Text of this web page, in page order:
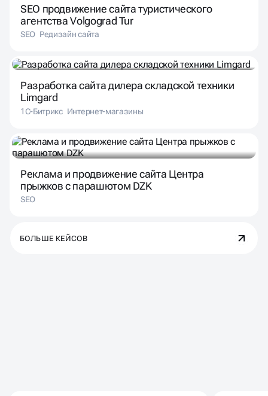
Limgard
1С-Битрикс Интернет-магазины
прыжков с парашютом DZK
SEO
БОЛЬШЕ КЕЙСОВ